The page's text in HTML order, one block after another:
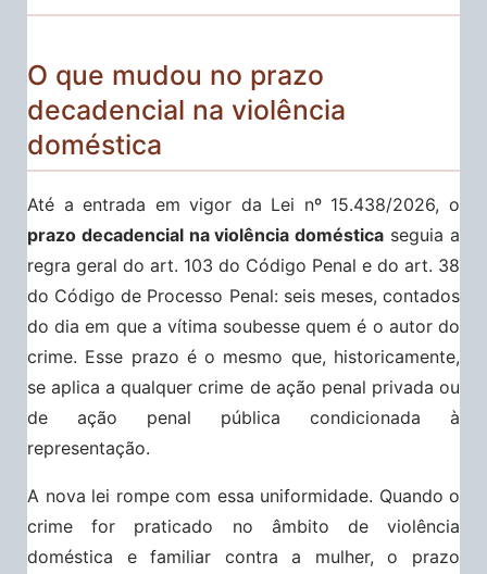
O que mudou no prazo
decadencial na violência
doméstica
Até a entrada em vigor da Lei nº 15.438/2026, o
prazo decadencial na violência doméstica seguia a
regra geral do art. 103 do Código Penal e do art. 38
do Código de Processo Penal: seis meses, contados
do dia em que a vítima soubesse quem é o autor do
crime. Esse prazo é o mesmo que, historicamente,
se aplica a qualquer crime de ação penal privada ou
de ação penal pública condicionada à
representação.
A nova lei rompe com essa uniformidade. Quando o
crime for praticado no âmbito de violência
doméstica e familiar contra a mulher, o prazo